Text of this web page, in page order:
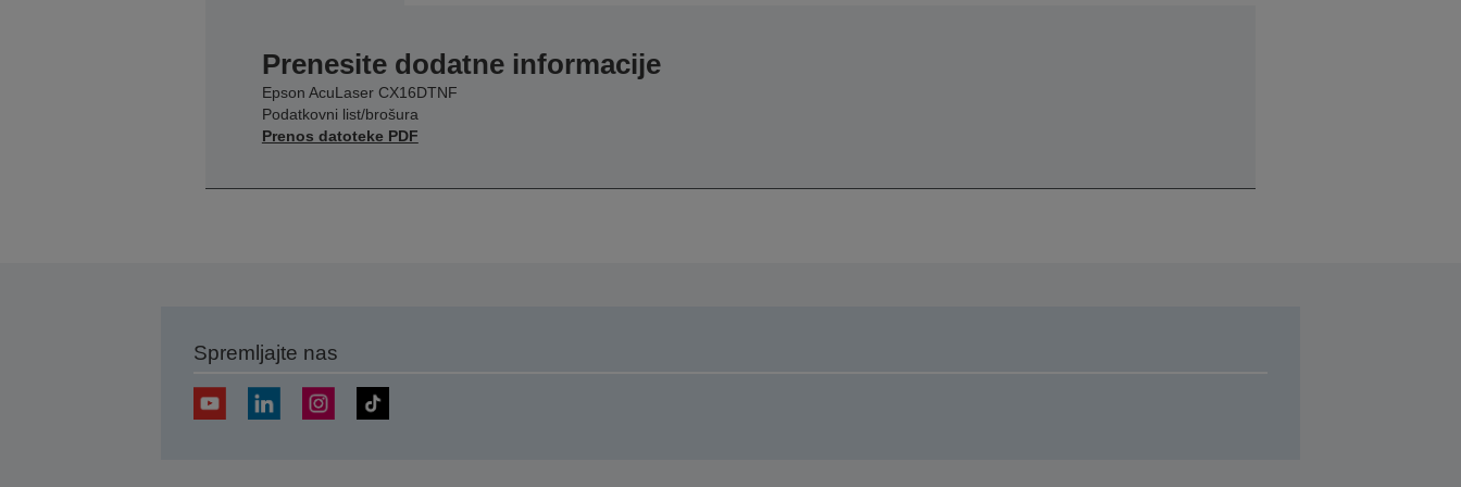
Prenesite dodatne informacije
Epson AcuLaser CX16DTNF
Podatkovni list/brošura
Prenos datoteke PDF
Spremljajte nas